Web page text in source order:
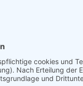
Ergebnisse pro Seite